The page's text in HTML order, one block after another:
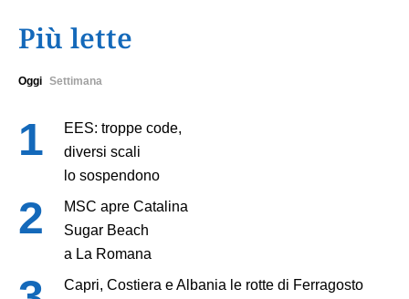
Più lette
Oggi Settimana
EES: troppe code,
diversi scali
lo sospendono
MSC apre Catalina
Sugar Beach
a La Romana
Capri, Costiera e Albania le rotte di Ferragosto